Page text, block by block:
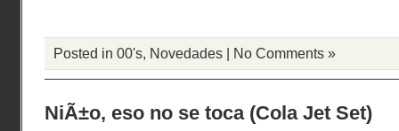
Posted in 00's, Novedades | No Comments »
NiÃ±o, eso no se toca (Cola Jet Set)